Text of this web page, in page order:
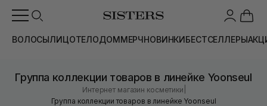
ВОЛОСЫЛИЦОТЕЛОДОММЕРЧНОВИНКИБЕСТСЕЛЛЕРЫ
Группа коллекции товаров в линейке Yoonseul
Интернет магазин косметики
Группа коллекции товаров в линейке Yoonseul